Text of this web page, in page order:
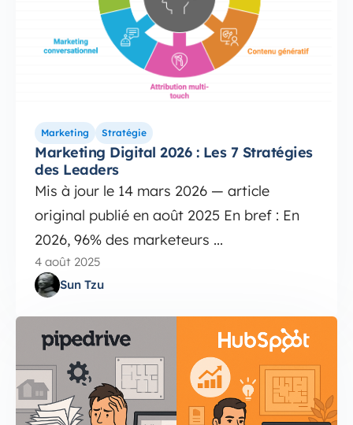
Marketing Stratégie
Marketing Digital 2026 : Les 7 Stratégies
des Leaders
Mis à jour le 14 mars 2026 — article
original publié en août 2025 En bref : En
2026, 96% des marketeurs ...
4 août 2025
Sun Tzu